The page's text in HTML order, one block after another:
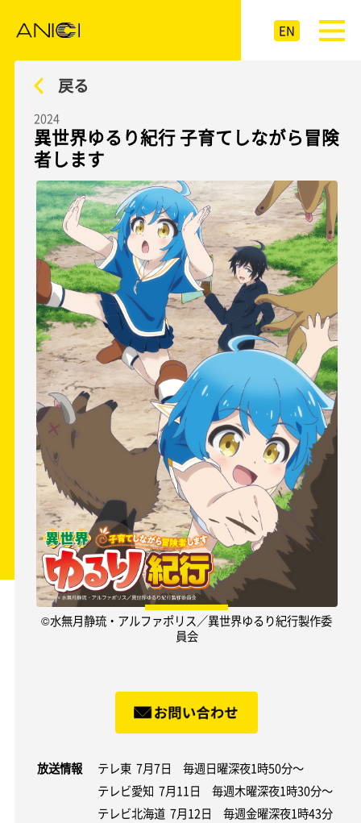
EN
戻る
2024
異世界ゆるり紀行 子育てしながら冒険
者します
©水無月静琉・アルファポリス／異世界ゆるり紀行製作委
員会
放送情報
テレ東 7月7日 毎週日曜深夜1時50分～
テレビ愛知 7月11日 毎週木曜深夜1時30分～
テレビ北海道 7月12日 毎週金曜深夜1時43分